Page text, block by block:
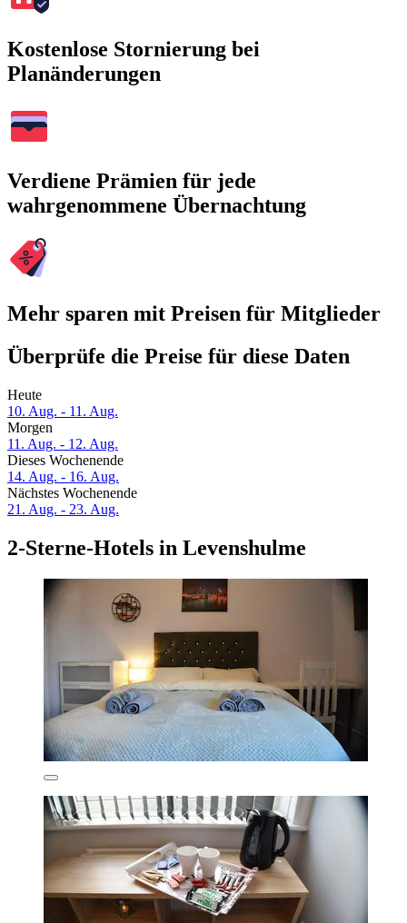
Kostenlose Stornierung bei
Planänderungen
Verdiene Prämien für jede
wahrgenommene Übernachtung
Mehr sparen mit Preisen für Mitglieder
Überprüfe die Preise für diese Daten
Heute
10. Aug. - 11. Aug.
Morgen
11. Aug. - 12. Aug.
Dieses Wochenende
14. Aug. - 16. Aug.
Nächstes Wochenende
21. Aug. - 23. Aug.
2-Sterne-Hotels in Levenshulme